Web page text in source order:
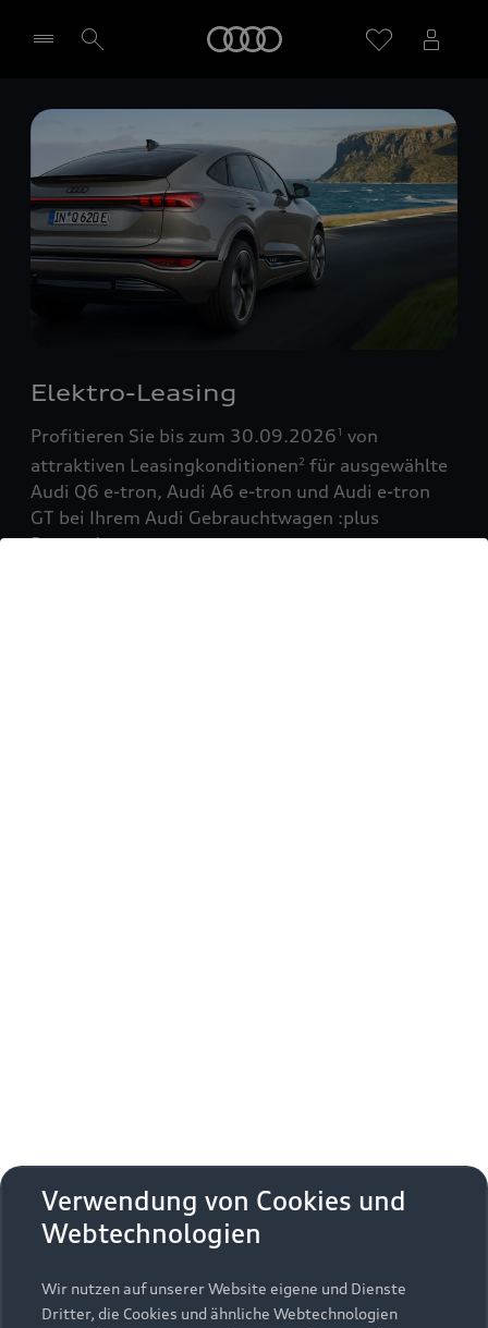
Händler wählen
Elektro-Leasing
Profitieren Sie bis zum 30.09.20261 von
attraktiven Leasingkonditionen2 für ausgewählte
Audi Q6 e-tron, Audi A6 e-tron und Audi e-tron
GT bei Ihrem Audi Gebrauchtwagen :plus
Partner!
Zurück nach oben
Modelle
Alle Modelle
Kaufen & leasen
Verwendung von Cookies und
Webtechnologien
Wir nutzen auf unserer Website eigene und Dienste
Dritter, die Cookies und ähnliche Webtechnologien